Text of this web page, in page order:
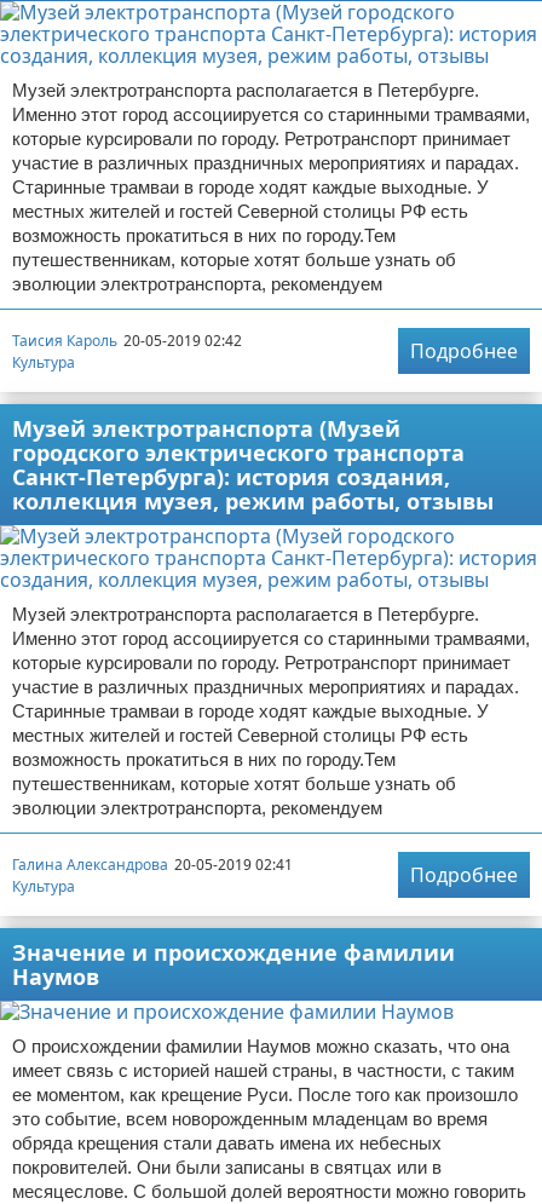
Музей электротранспорта располагается в Петербурге.
Именно этот город ассоциируется со старинными трамваями,
которые курсировали по городу. Ретротранспорт принимает
участие в различных праздничных мероприятиях и парадах.
Старинные трамваи в городе ходят каждые выходные. У
местных жителей и гостей Северной столицы РФ есть
возможность прокатиться в них по городу.Тем
путешественникам, которые хотят больше узнать об
эволюции электротранспорта, рекомендуем
Таисия Кароль 20-05-2019 02:42
Культура
Подробнее
Музей электротранспорта (Музей
городского электрического транспорта
Санкт-Петербурга): история создания,
коллекция музея, режим работы, отзывы
Музей электротранспорта располагается в Петербурге.
Именно этот город ассоциируется со старинными трамваями,
которые курсировали по городу. Ретротранспорт принимает
участие в различных праздничных мероприятиях и парадах.
Старинные трамваи в городе ходят каждые выходные. У
местных жителей и гостей Северной столицы РФ есть
возможность прокатиться в них по городу.Тем
путешественникам, которые хотят больше узнать об
эволюции электротранспорта, рекомендуем
Галина Александрова 20-05-2019 02:41
Культура
Подробнее
Значение и происхождение фамилии
Наумов
О происхождении фамилии Наумов можно сказать, что она
имеет связь с историей нашей страны, в частности, с таким
ее моментом, как крещение Руси. После того как произошло
это событие, всем новорожденным младенцам во время
обряда крещения стали давать имена их небесных
покровителей. Они были записаны в святцах или в
месяцеслове. С большой долей вероятности можно говорить